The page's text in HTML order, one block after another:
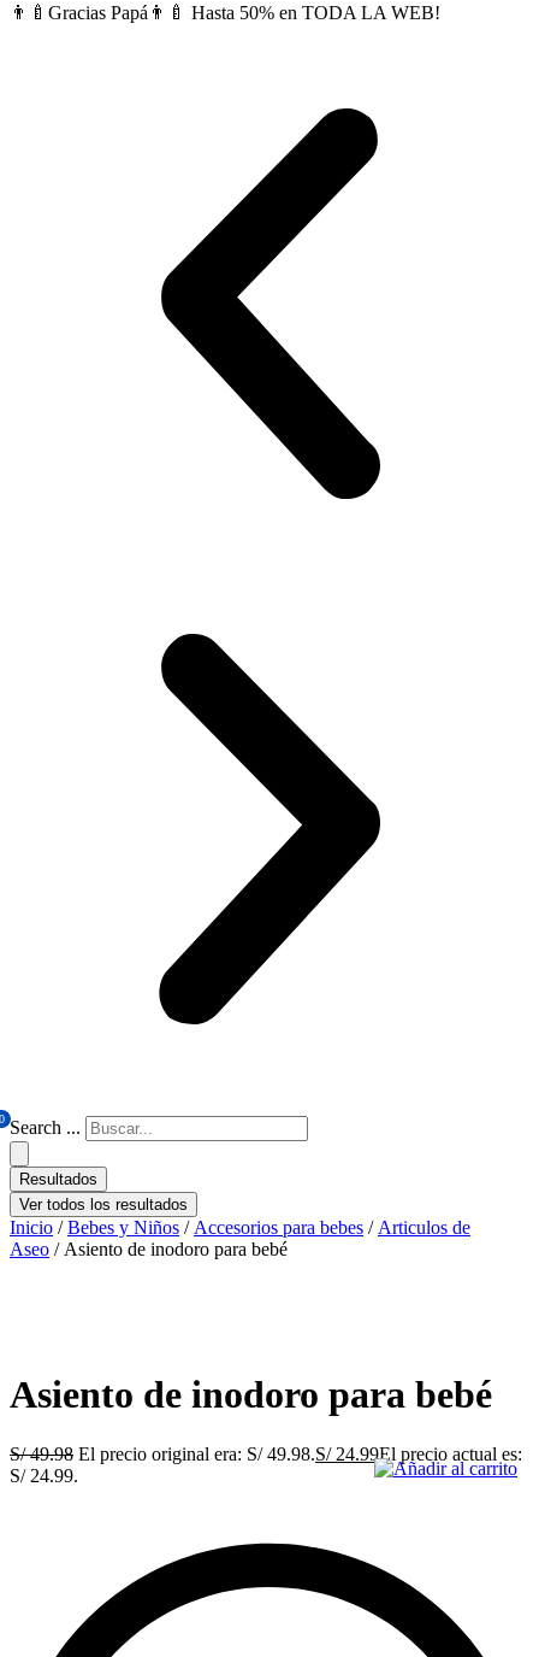
👨‍🍼Gracias Papá👨‍🍼 Hasta 50% en TODA LA WEB!
0 Search ...
Resultados
Ver todos los resultados
Inicio /Bebes y Niños / Accesorios para bebes / Articulos de
Aseo / Asiento de inodoro para bebé
Asiento de inodoro para bebé
S/49.98 El precio original era: S/ 49.98.S/24.99El precio actual es:
S/ 24.99.